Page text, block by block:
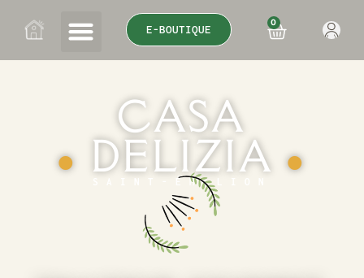
E-BOUTIQUE
0
CASA
● DELIZIA ●
SAINT-ÉMILION